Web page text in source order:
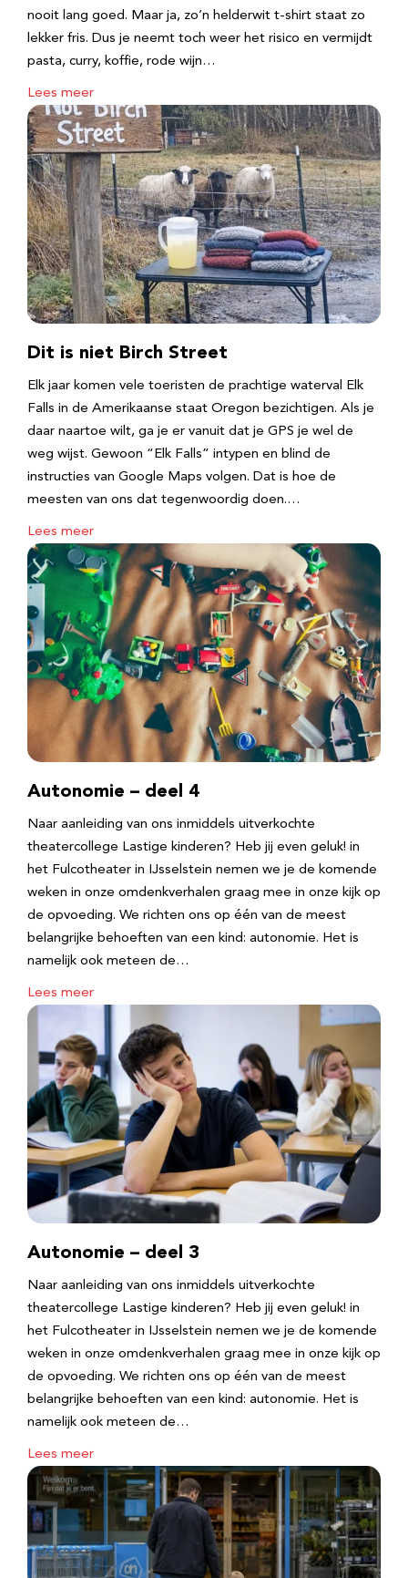
nooit lang goed. Maar ja, zo’n helderwit t-shirt staat zo
lekker fris. Dus je neemt toch weer het risico en vermijdt
pasta, curry, koffie, rode wijn…
Lees meer
Dit is niet Birch Street
Elk jaar komen vele toeristen de prachtige waterval Elk
Falls in de Amerikaanse staat Oregon bezichtigen. Als je
daar naartoe wilt, ga je er vanuit dat je GPS je wel de
weg wijst. Gewoon “Elk Falls” intypen en blind de
instructies van Google Maps volgen. Dat is hoe de
meesten van ons dat tegenwoordig doen.…
Lees meer
Autonomie – deel 4
Naar aanleiding van ons inmiddels uitverkochte
theatercollege Lastige kinderen? Heb jij even geluk! in
het Fulcotheater in IJsselstein nemen we je de komende
weken in onze omdenkverhalen graag mee in onze kijk op
de opvoeding. We richten ons op één van de meest
belangrijke behoeften van een kind: autonomie. Het is
namelijk ook meteen de…
Lees meer
Autonomie – deel 3
Naar aanleiding van ons inmiddels uitverkochte
theatercollege Lastige kinderen? Heb jij even geluk! in
het Fulcotheater in IJsselstein nemen we je de komende
weken in onze omdenkverhalen graag mee in onze kijk op
de opvoeding. We richten ons op één van de meest
belangrijke behoeften van een kind: autonomie. Het is
namelijk ook meteen de…
Lees meer